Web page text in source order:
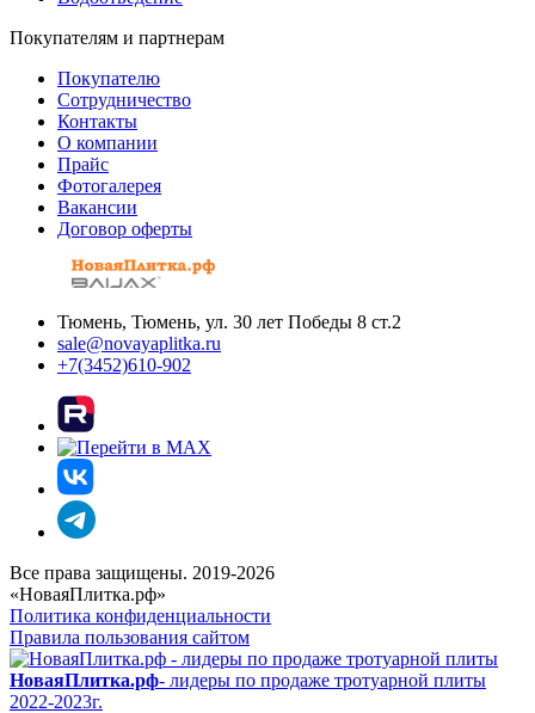
Покупателям и партнерам
Покупателю
Сотрудничество
Контакты
О компании
Прайс
Фотогалерея
Вакансии
Договор оферты
Тюмень, Тюмень, ул. 30 лет Победы 8 ст.2
sale@novayaplitka.ru
+7(3452)610-902
Все права защищены. 2019-2026
«НоваяПлитка.рф»
Политика конфиденциальности
Правила пользования сайтом
НоваяПлитка.рф- лидеры по продаже тротуарной плиты
2022-2023г.